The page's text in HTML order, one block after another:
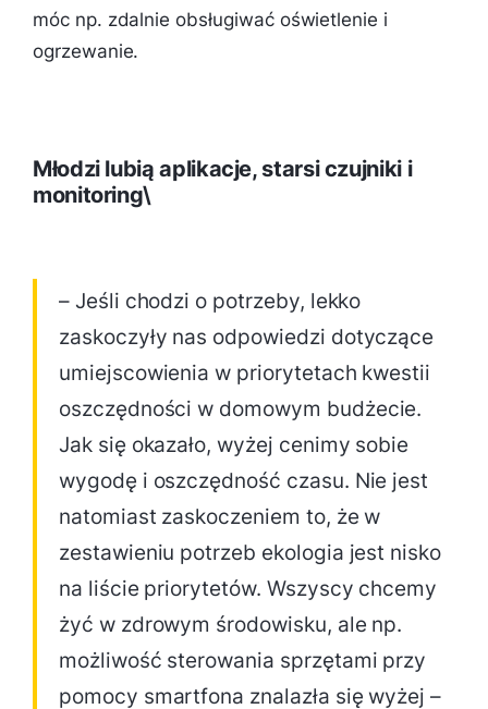
móc np. zdalnie obsługiwać oświetlenie i
ogrzewanie.
Młodzi lubią aplikacje, starsi czujniki i
monitoring\
– Jeśli chodzi o potrzeby, lekko
zaskoczyły nas odpowiedzi dotyczące
umiejscowienia w priorytetach kwestii
oszczędności w domowym budżecie.
Jak się okazało, wyżej cenimy sobie
wygodę i oszczędność czasu. Nie jest
natomiast zaskoczeniem to, że w
zestawieniu potrzeb ekologia jest nisko
na liście priorytetów. Wszyscy chcemy
żyć w zdrowym środowisku, ale np.
możliwość sterowania sprzętami przy
pomocy smartfona znalazła się wyżej –